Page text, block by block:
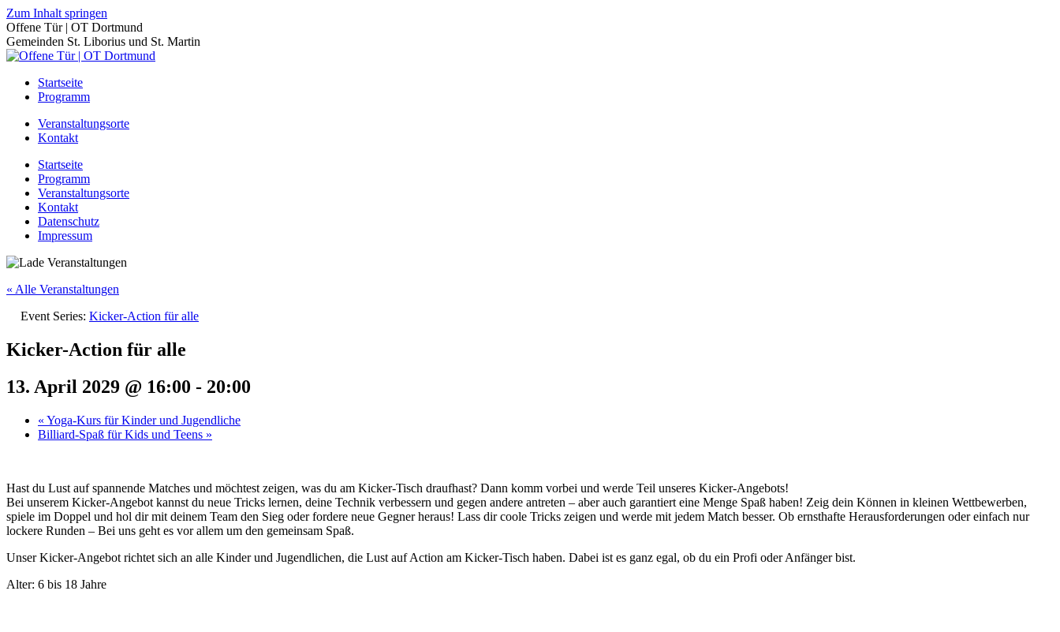
Zum Inhalt springen
Offene Tür | OT Dortmund
Gemeinden St. Liborius und St. Martin
Startseite
Programm
Veranstaltungsorte
Kontakt
Startseite
Programm
Veranstaltungsorte
Kontakt
Datenschutz
Impressum
« Alle Veranstaltungen
Event Series: Kicker-Action für alle
Kicker-Action für alle
13. April 2029 @ 16:00 - 20:00
« Yoga-Kurs für Kinder und Jugendliche
Billiard-Spaß für Kids und Teens »
Hast du Lust auf spannende Matches und möchtest zeigen, was du am Kicker-Tisch draufhast? Dann komm vorbei und werde Teil unseres Kicker-Angebots!
Bei unserem Kicker-Angebot kannst du neue Tricks lernen, deine Technik verbessern und gegen andere antreten – aber auch garantiert eine Menge Spaß haben! Zeig dein Können in kleinen Wettbewerben,
spiele im Doppel und hol dir mit deinem Team den Sieg oder fordere neue Gegner heraus! Lass dir coole Tricks zeigen und werde mit jedem Match besser. Ob ernsthafte Herausforderungen oder einfach nur
lockere Runden – Bei uns geht es vor allem um den gemeinsam Spaß.
Unser Kicker-Angebot richtet sich an alle Kinder und Jugendlichen, die Lust auf Action am Kicker-Tisch haben. Dabei ist es ganz egal, ob du ein Profi oder Anfänger bist.
Alter: 6 bis 18 Jahre